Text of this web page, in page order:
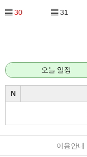
▤ 30 ▤ 31
오늘 일정
N
이용안내